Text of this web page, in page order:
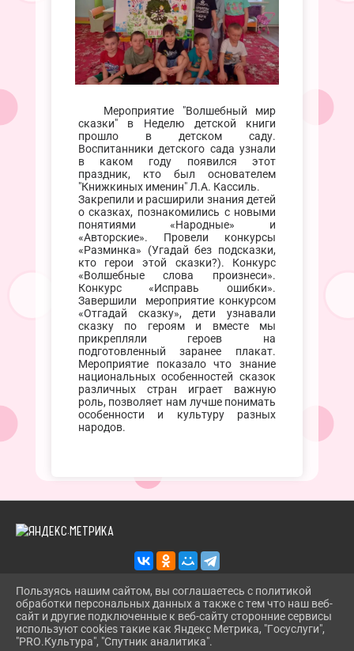
Мероприятие "Волшебный мир
сказки" в Неделю детской книги
прошло в детском саду.
Воспитанники детского сада узнали
в каком году появился этот
праздник, кто был основателем
"Книжкиных именин" Л.А. Кассиль.
Закрепили и расширили знания детей
о сказках, познакомились с новыми
понятиями «Народные» и
«Авторские». Провели конкурсы
«Разминка» (Угадай без подсказки,
кто герои этой сказки?). Конкурс
«Волшебные слова произнеси».
Конкурс «Исправь ошибки».
Завершили мероприятие конкурсом
«Отгадай сказку», дети узнавали
сказку по героям и вместе мы
прикрепляли героев на
подготовленный заранее плакат.
Мероприятие показало что знание
национальных особенностей сказок
различных стран играет важную
роль, позволяет нам лучше понимать
особенности и культуру разных
народов.
2026 Г. TROITSKBIBLIOTEKA.RU
ВХОД
КАРТА САЙТА
Пользуясь нашим сайтом, вы соглашаетесь с политикой
обработки персональных данных а также с тем что наш веб-
сайт и другие подключенные к веб-сайту сторонние сервисы
используют cookies такие как Яндекс Метрика, "Госуслуги",
"PRO.Культура", "Спутник аналитика".